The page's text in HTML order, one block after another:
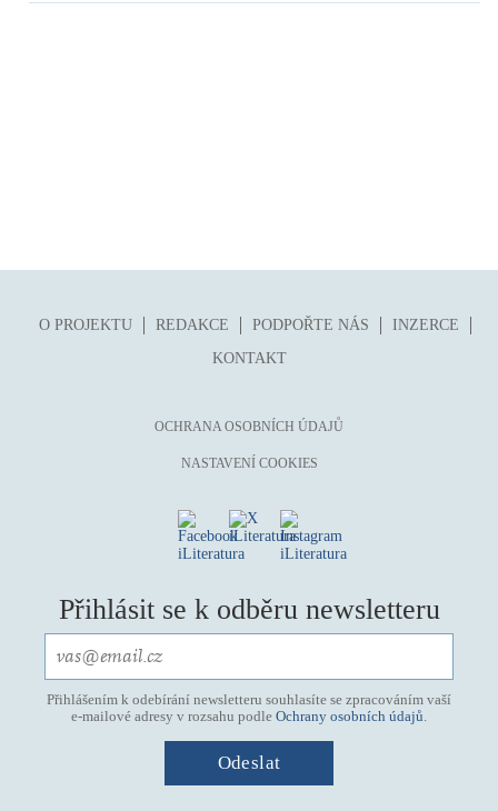
O PROJEKTU REDAKCE PODPOŘTE NÁS
INZERCE
KONTAKT
OCHRANA OSOBNÍCH ÚDAJŮ
NASTAVENÍ COOKIES
Přihlásit se k odběru newsletteru
Přihlášením k odebírání newsletteru souhlasíte se zpracováním vaší
e-mailové adresy v rozsahu podle Ochrany osobních údajů